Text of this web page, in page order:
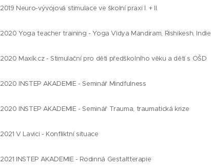
2019 Neuro-vývojová stimulace ve školní praxi I. + II.
2020 Yoga teacher training - Yoga Vidya Mandiram, Rishikesh, Indie
2020 Maxík.cz - Stimulační pro děti předškolního věku a dětí s OŠD
2020 INSTEP AKADEMIE - Seminář Mindfulness
2020 INSTEP AKADEMIE - Seminář Trauma, traumatická krize
2021 V Lavici - Konfliktní situace
2021 INSTEP AKADEMIE - Rodinná Gestaltterapie